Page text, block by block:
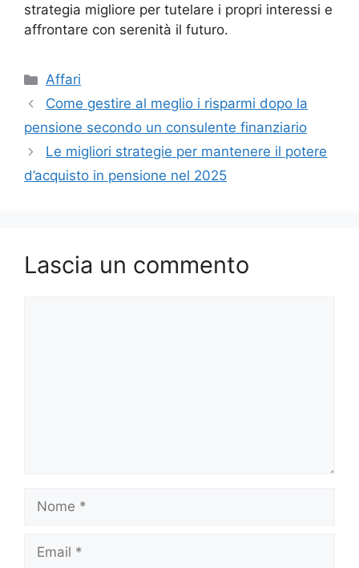
strategia migliore per tutelare i propri interessi e
affrontare con serenità il futuro.
Categorie
Affari
Come gestire al meglio i risparmi dopo la
pensione secondo un consulente finanziario
Le migliori strategie per mantenere il potere
d’acquisto in pensione nel 2025
Lascia un commento
Nome
Email